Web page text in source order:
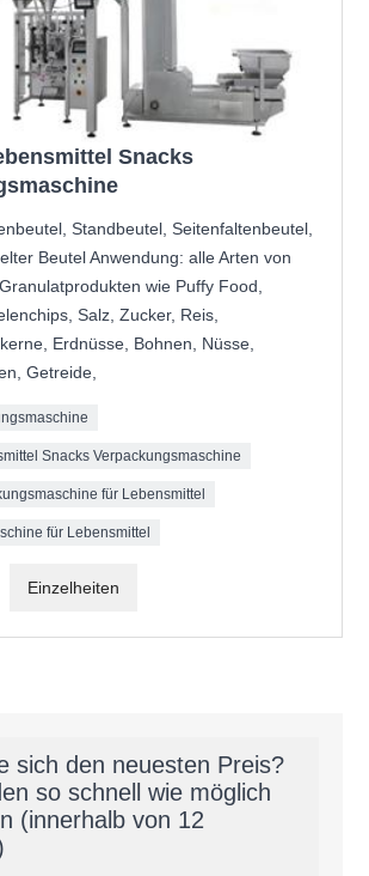
Snacks
Standbeutel, Seitenfaltenbeutel,
Beutel Anwendung: alle Arten von
wie Puffy Food,
Salz, Zucker, Reis,
Erdnüsse, Bohnen, Nüsse,
Getreide,
Snacks Verpackungsmaschine
für Lebensmittel
für Lebensmittel
Einzelheiten
sich den neuesten Preis?
so schnell wie möglich
(innerhalb von 12